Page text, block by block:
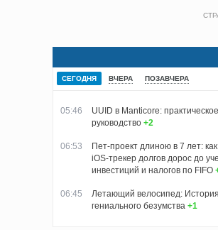
СЕГОДНЯ ВЧЕРА ПОЗАВЧЕРА
05:46
UUID в Manticore: практическое
руководство +2
06:53
Пет-проект длиною в 7 лет:
iOS-трекер долгов дорос до
инвестиций и налогов по FIFO
06:45
Летающий велосипед: История
гениального безумства +1